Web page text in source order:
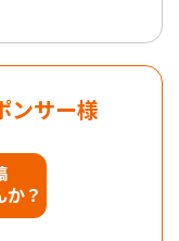
ンサー様
か？